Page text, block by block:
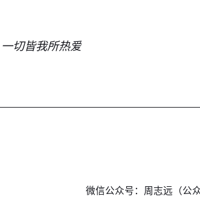
切皆我所热爱
微信公众号：周志远（公